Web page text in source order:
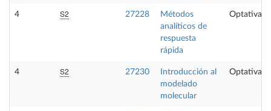
4 S2 27228
Métodos
analíticos de
respuesta
rápida
Optativa
4 S2 27230
Introducción al
modelado
molecular
Optativa